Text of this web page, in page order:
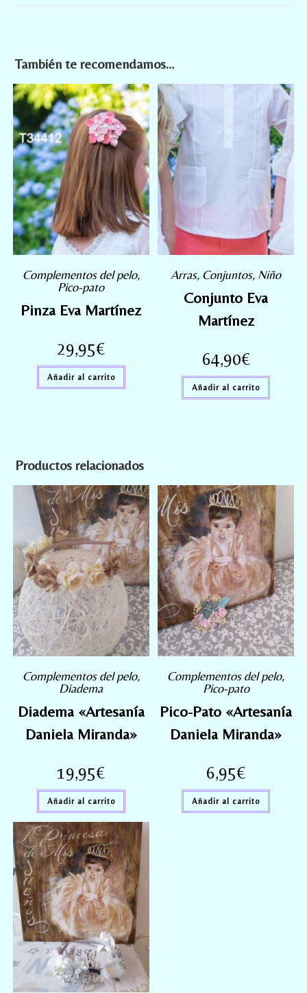
También te recomendamos…
Complementos del pelo,
Pico-pato
Pinza Eva Martínez
29,95€
Añadir al carrito
Arras, Conjuntos, Niño
Conjunto Eva
Martínez
64,90€
Añadir al carrito
Productos relacionados
Complementos del pelo,
Diadema
Diadema «Artesanía
Daniela Miranda»
19,95€
Añadir al carrito
Complementos del pelo,
Pico-pato
Pico-Pato «Artesanía
Daniela Miranda»
6,95€
Añadir al carrito